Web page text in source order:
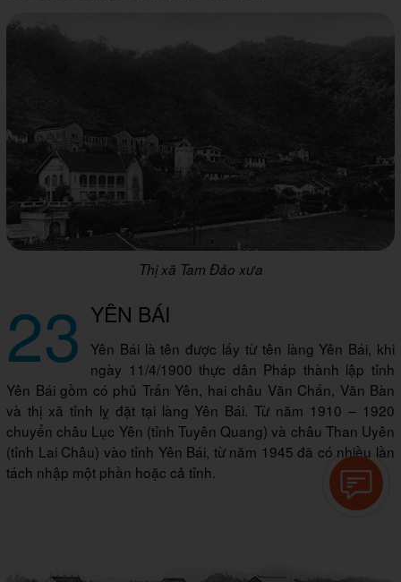
Thị xã Tam Đảo xưa
23 YÊN BÁI
Yên Bái là tên được lấy từ tên làng Yên Bái, khi
ngày 11/4/1900 thực dân Pháp thành lập tỉnh
Yên Bái gồm có phủ Trấn Yên, hai châu Văn Chấn, Văn Bàn
và thị xã tỉnh lỵ đặt tại làng Yên Bái. Từ năm 1910 – 1920
chuyển châu Lục Yên (tỉnh Tuyên Quang) và châu Than Uyên
(tỉnh Lai Châu) vào tỉnh Yên Bái, từ năm 1945 đã có nhiều lần
tách nhập một phần hoặc cả tỉnh.